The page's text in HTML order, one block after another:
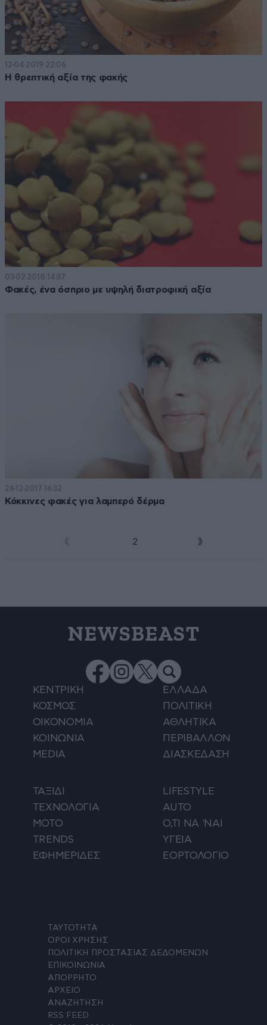
12·04·2019 22:06
Η θρεπτική αξία της φακής
03·02·2018 14:37
Φακές, ένα όσπριο με υψηλή διατροφική αξία
26·12·2017 16:32
Κόκκινες φακές για λαμπερό δέρμα
2
NEWSBEAST
ΚΕΝΤΡΙΚΗ
ΕΛΛΑΔΑ
ΚΟΣΜΟΣ
ΠΟΛΙΤΙΚΗ
ΟΙΚΟΝΟΜΙΑ
ΑΘΛΗΤΙΚΑ
ΚΟΙΝΩΝΙΑ
ΠΕΡΙΒΑΛΛΟΝ
MEDIA
ΔΙΑΣΚΕΔΑΣΗ
ΤΑΞΙΔΙ
LIFESTYLE
ΤΕΧΝΟΛΟΓΙΑ
AUTO
ΜΟΤΟ
Ο,ΤΙ ΝΑ 'ΝΑΙ
TRENDS
ΥΓΕΙΑ
ΕΦΗΜΕΡΙΔΕΣ
ΕΟΡΤΟΛΟΓΙΟ
ΤΑΥΤΟΤΗΤΑ
ΟΡΟΙ ΧΡΗΣΗΣ
ΠΟΛΙΤΙΚΗ ΠΡΟΣΤΑΣΙΑΣ ΔΕΔΟΜΕΝΩΝ
ΕΠΙΚΟΙΝΩΝΙΑ
ΑΠΟΡΡΗΤΟ
ΑΡΧΕΙΟ
ΑΝΑΖΗΤΗΣΗ
RSS FEED